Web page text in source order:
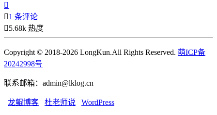

1 条评论
5.68k 热度
Copyright © 2018-2026 LongKun.All Rights Reserved. 萌ICP备
20242998号
联系邮箱：admin@lklog.cn
龙鲲博客 杜老师说 WordPress